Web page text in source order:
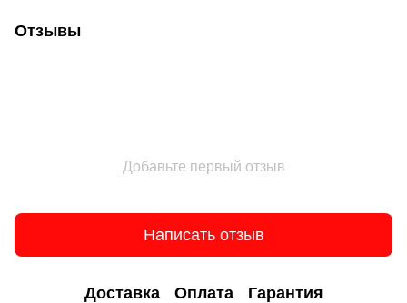
Отзывы
Добавьте первый отзыв
Написать отзыв
Доставка Оплата Гарантия